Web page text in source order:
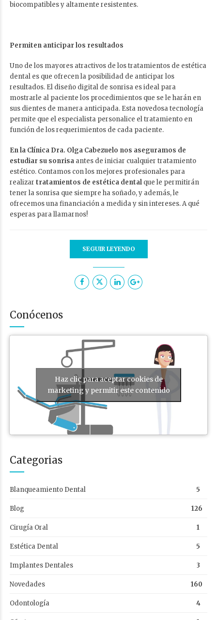
biocompatibles y altamente resistentes.
Permiten anticipar los resultados
Uno de los mayores atractivos de los tratamientos de estética
dental es que ofrecen la posibilidad de anticipar los
resultados. El diseño digital de sonrisa es ideal para
mostrarle al paciente los procedimientos que se le harán en
sus dientes de manera anticipada. Esta novedosa tecnología
permite que el especialista personalice el tratamiento en
función de los requerimientos de cada paciente.
En la Clínica Dra. Olga Cabezuelo nos aseguramos de
estudiar su sonrisa antes de iniciar cualquier tratamiento
estético. Contamos con los mejores profesionales para
realizar tratamientos de estética dental que le permitirán
tener la sonrisa que siempre ha soñado, y además, le
ofrecemos una financiación a medida y sin intereses. A qué
esperas para llamarnos!
SEGUIR LEYENDO
Conócenos
Haz clic para aceptar cookies de
marketing y permitir este contenido
Categorias
Blanqueamiento Dental 5
Blog 126
Cirugía Oral 1
Estética Dental 5
Implantes Dentales 3
Novedades 160
Odontología 4